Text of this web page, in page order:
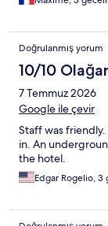
Doğrulanmış yorum
10/10
7 Temmuz 2026
Google ile çevir
Staff was
in. An
the hotel.
Edgar Rogelio, 3